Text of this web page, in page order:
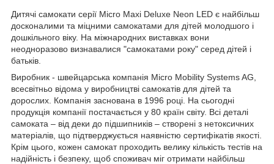
Дитячі самокати серії Micro Maxi Deluxe Neon LED є найбільш
досконалими та міцними самокатами для дітей молодшого і
дошкільного віку. На міжнародних виставках вони
неодноразово визнавалися "самокатами року" серед дітей і
батьків.
Виробник - швейцарська компанія Micro Mobility Systems AG,
всесвітньо відома у виробництві самокатів для дітей та
дорослих. Компанія заснована в 1996 році. На сьогодні
продукція компанії постачається у 80 країн світу. Всі деталі
самоката – від деки до підшипників – створені з нетоксичних
матеріалів, що підтверджується наявністю сертифікатів якості.
Крім цього, кожен самокат проходить велику кількість тестів на
надійність і безпеку, щоб споживач міг отримати найбільш